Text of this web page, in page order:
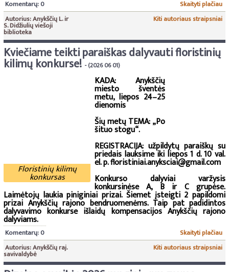
Skaityti plačiau
Komentarų: 0
Kiti autoriaus straipsniai
Autorius: Anykščių L. ir
S. Didžiulių viešoji
biblioteka
Kviečiame teikti paraiškas dalyvauti floristinių
kilimų konkurse!- (2026 06 01)
Floristinių kilimų
konkursas
KADA: Anykščių
miesto šventės
metu, liepos 24–25
dienomis
Šių metų TEMA: „Po
šituo stogu“.
REGISTRACIJA: užpildytų paraiškų su
priedais lauksime iki liepos 1 d. 10 val.
el. p. floristiniai.anyksciai@gmail.com
Konkurso dalyviai varžysis
konkursinėse A, B ir C grupėse.
Laimėtojų laukia piniginiai prizai. Šiemet įsteigti 2 papildomi
prizai Anykščių rajono bendruomenėms. Taip pat padidintos
dalyvavimo konkurse išlaidų kompensacijos Anykščių rajono
dalyviams.
Skaityti plačiau
Komentarų: 0
Kiti autoriaus straipsniai
Autorius: Anykščių raj.
savivaldybė